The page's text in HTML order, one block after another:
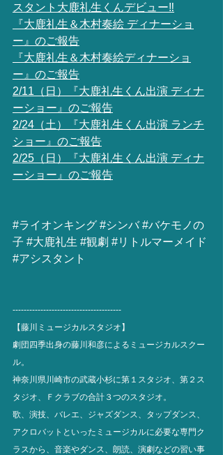
スタント大鹿礼生くんデビュー‼️
『大鹿礼生＆木村奏絵 ディナーショ
ー』のご報告
『大鹿礼生＆木村奏絵ディナーショ
ー』のご報告
2/11（日）『大鹿礼生くん出演 ディナ
ーショー』のご報告
2/24（土）『大鹿礼生くん出演 ランチ
ショー』のご報告
2/25（日）『大鹿礼生くん出演 ディナ
ーショー』のご報告
#ライオンキング #シンバ #バケモノの
子 #大鹿礼生 #観劇 #リトルマーメイド
#アシスタント
---------------------------------------
【藤川ミュージカルスタジオ】
劇団四季出身の藤川和彦によるミュージカルスクー
ル。
神奈川県川崎市の武蔵小杉に第１スタジオ、第２ス
タジオ、Ｆクラブの合計３つのスタジオ。
歌、演技、バレエ、ジャズダンス、タップダンス、
アクロバットといったミュージカルに必要な専門ク
ラスから、音楽やダンス、朗読、演劇などの習い事